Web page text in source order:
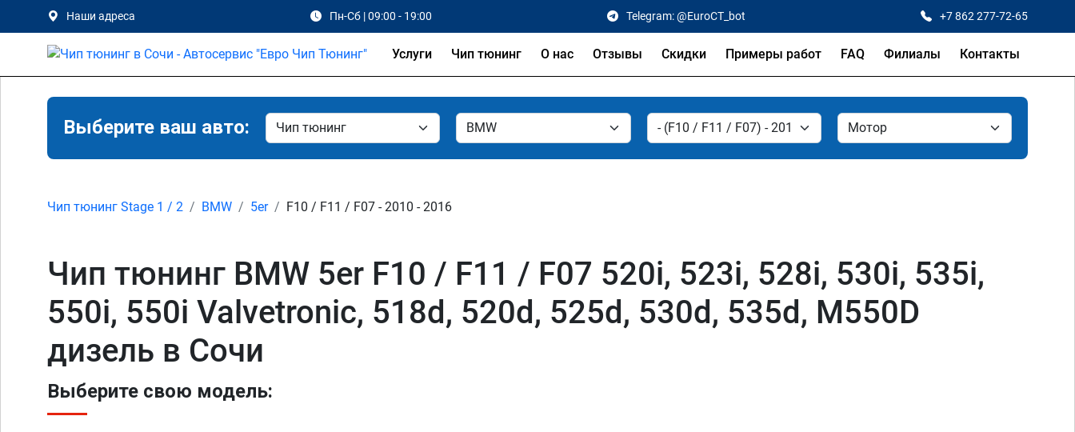
Наши адреса Пн-Сб | 09:00 - 19:00 Telegram: @EuroCT_bot +7 862 277-72-65
Услуги Чип тюнинг О нас Отзывы Скидки Примеры работ FAQ Филиалы Контакты
Выберите ваш авто:
Чип тюнинг Stage 1 / 2 BMW 5er F10 / F11 / F07 - 2010 - 2016
Чип тюнинг BMW 5er F10 / F11 / F07 520i, 523i, 528i, 530i, 535i,
550i, 550i Valvetronic, 518d, 520d, 525d, 530d, 535d, M550D
дизель в Сочи
Выберите свою модель: